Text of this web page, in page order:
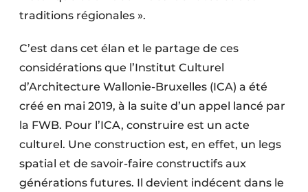
Software
Travaux ferroviaires
traditions régionales ».
C’est dans cet élan et le partage de ces
considérations que l’Institut Culturel
d’Architecture Wallonie-Bruxelles (ICA) a été
créé en mai 2019, à la suite d’un appel lancé par
la FWB. Pour l’ICA, construire est un acte
culturel. Une construction est, en effet, un legs
spatial et de savoir-faire constructifs aux
générations futures. Il devient indécent dans le